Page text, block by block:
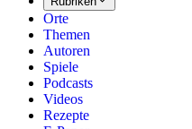
Orte
Themen
Autoren
Spiele
Podcasts
Videos
Rezepte